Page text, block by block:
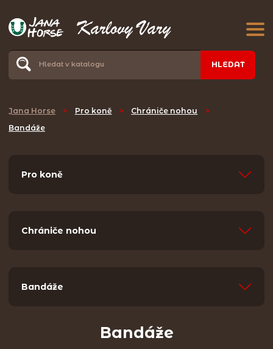
HLEDAT
Jana Horse > Pro koně > Chrániče nohou
>
Bandáže
Pro koně
Chrániče nohou
Bandáže
Bandáže